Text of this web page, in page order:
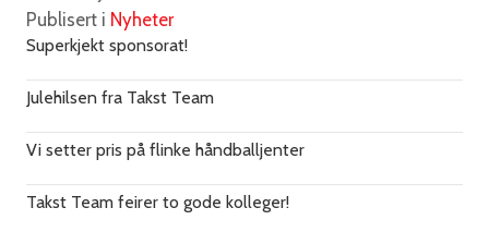
Publisert i Nyheter
Superkjekt sponsorat!
Julehilsen fra Takst Team
Vi setter pris på flinke håndballjenter
Takst Team feirer to gode kolleger!